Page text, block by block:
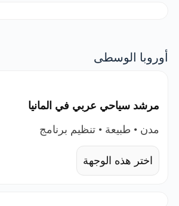
أوروبا الوسطى
مرشد سياحي عربي في المانيا
مدن • طبيعة • تنظيم برنامج
اختر هذه الوجهة